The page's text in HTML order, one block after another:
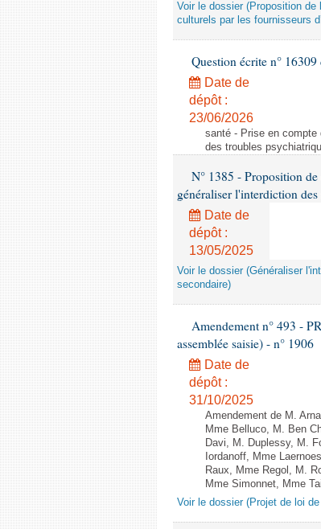
Voir le dossier (Proposition de
culturels par les fournisseurs
Question écrite n°
Date de
dépôt :
23/06/2026
santé - Prise en compte
des troubles
N° 1385 - Proposition
généraliser l'interdiction
Date de
dépôt :
13/05/2025
Voir le dossier (Généraliser
secondaire)
Amendement n° 493 -
assemblée saisie) - n° 1906
Date de
dépôt :
31/10/2025
Amendement de M.
Mme Belluco, M. Ben
Davi, M. Duplessy, M.
Iordanoff, Mme
Raux, Mme Regol, M.
Mme Simonnet, Mme
Voir le dossier (Projet de loi